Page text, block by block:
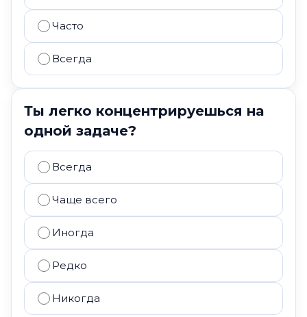
Часто
Всегда
Ты легко концентрируешься на
одной задаче?
Всегда
Чаще всего
Иногда
Редко
Никогда